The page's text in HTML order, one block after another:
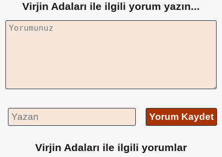
Virjin Adaları ile ilgili yorum yazın...
Yorum Kaydet
Virjin Adaları ile ilgili yorumlar